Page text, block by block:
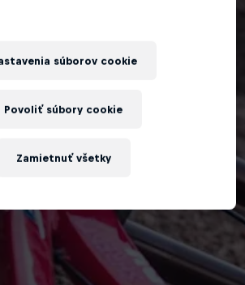
súborov cookie
Zamietnuť všetky
Povoliť súbory cookie